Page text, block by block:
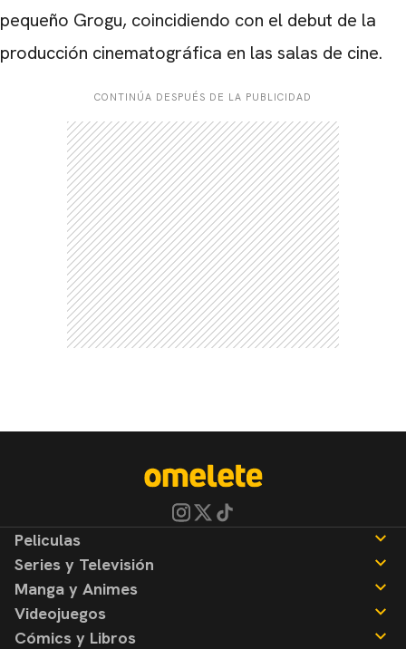
pequeño Grogu, coincidiendo con el debut de la
producción cinematográfica en las salas de cine.
CONTINÚA DESPUÉS DE LA PUBLICIDAD
Peliculas
Noticias
Reseñas
Series y Televisión
Noticias
Reseñas
Manga y Animes
Noticias
Reseñas
Videojuegos
Cómics y Libros